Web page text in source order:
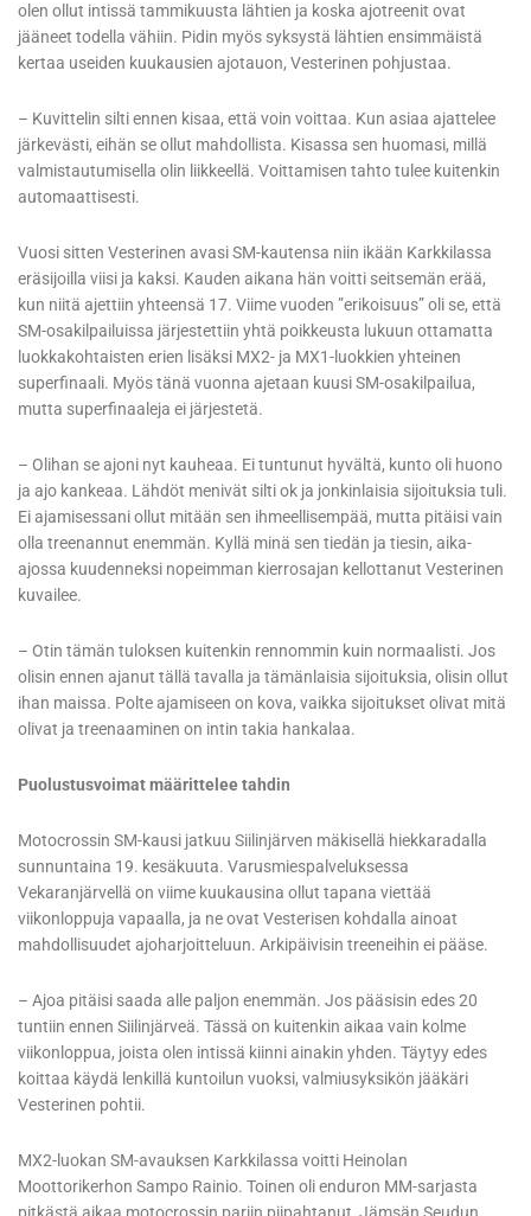
olen ollut intissä tammikuusta lähtien ja koska ajotreenit ovat
jääneet todella vähiin. Pidin myös syksystä lähtien ensimmäistä
kertaa useiden kuukausien ajotauon, Vesterinen pohjustaa.
– Kuvittelin silti ennen kisaa, että voin voittaa. Kun asiaa ajattelee
järkevästi, eihän se ollut mahdollista. Kisassa sen huomasi, millä
valmistautumisella olin liikkeellä. Voittamisen tahto tulee kuitenkin
automaattisesti.
Vuosi sitten Vesterinen avasi SM-kautensa niin ikään Karkkilassa
eräsijoilla viisi ja kaksi. Kauden aikana hän voitti seitsemän erää,
kun niitä ajettiin yhteensä 17. Viime vuoden ”erikoisuus” oli se, että
SM-osakilpailuissa järjestettiin yhtä poikkeusta lukuun ottamatta
luokkakohtaisten erien lisäksi MX2- ja MX1-luokkien yhteinen
superfinaali. Myös tänä vuonna ajetaan kuusi SM-osakilpailua,
mutta superfinaaleja ei järjestetä.
– Olihan se ajoni nyt kauheaa. Ei tuntunut hyvältä, kunto oli huono
ja ajo kankeaa. Lähdöt menivät silti ok ja jonkinlaisia sijoituksia tuli.
Ei ajamisessani ollut mitään sen ihmeellisempää, mutta pitäisi vain
olla treenannut enemmän. Kyllä minä sen tiedän ja tiesin, aika-
ajossa kuudenneksi nopeimman kierrosajan kellottanut Vesterinen
kuvailee.
– Otin tämän tuloksen kuitenkin rennommin kuin normaalisti. Jos
olisin ennen ajanut tällä tavalla ja tämänlaisia sijoituksia, olisin ollut
ihan maissa. Polte ajamiseen on kova, vaikka sijoitukset olivat mitä
olivat ja treenaaminen on intin takia hankalaa.
Puolustusvoimat määrittelee tahdin
Motocrossin SM-kausi jatkuu Siilinjärven mäkisellä hiekkaradalla
sunnuntaina 19. kesäkuuta. Varusmiespalveluksessa
Vekaranjärvellä on viime kuukausina ollut tapana viettää
viikonloppuja vapaalla, ja ne ovat Vesterisen kohdalla ainoat
mahdollisuudet ajoharjoitteluun. Arkipäivisin treeneihin ei pääse.
– Ajoa pitäisi saada alle paljon enemmän. Jos pääsisin edes 20
tuntiin ennen Siilinjärveä. Tässä on kuitenkin aikaa vain kolme
viikonloppua, joista olen intissä kiinni ainakin yhden. Täytyy edes
koittaa käydä lenkillä kuntoilun vuoksi, valmiusyksikön jääkäri
Vesterinen pohtii.
MX2-luokan SM-avauksen Karkkilassa voitti Heinolan
Moottorikerhon Sampo Rainio. Toinen oli enduron MM-sarjasta